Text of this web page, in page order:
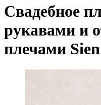
Свадебное
рукавами и
плечами